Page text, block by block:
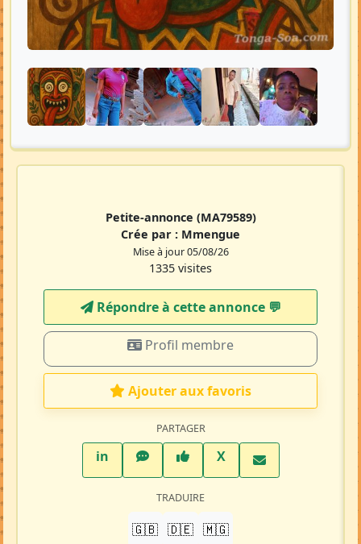
Petite-annonce (MA79589)
Crée par : Mmengue
Mise à jour 05/08/26
1335 visites
Répondre à cette annonce 💬​
Profil membre
Ajouter aux favoris
PARTAGER
inLinkedInWhatsAppFacebook
XTwitter X
TRADUIRE
🇬🇧 🇩🇪 🇲🇬